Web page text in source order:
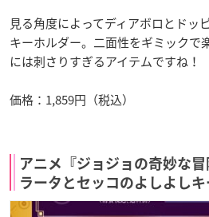
見る角度によってディアボロとドッ
キーホルダー。二面性をギミックで
には刺さりすぎるアイテムですね！
価格：1,859円（税込）
アニメ『ジョジョの奇妙な
ラータとセッコのよしよし